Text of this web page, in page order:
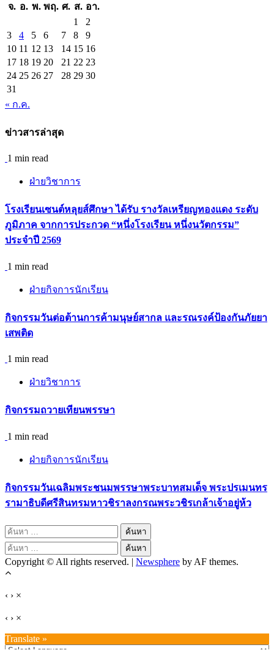
จ. อ. พ. พฤ. ศ. ส. อา.
1
2
3
4 5 6 7 8
9
10 11 12 13 14 15 16
17 18 19 20 21 22 23
24 25 26 27 28 29 30
31
« ก.ค.
ข่าวสารล่าสุด
1 min read
ฝ่ายวิชาการ
โรงเรียนเซนต์หลุยส์ศึกษา ได้รับ รางวัลเหรียญทองแดง ระดับ
ภูมิภาค จากการประกวด “หนึ่งโรงเรียน หนึ่งนวัตกรรม”
ประจำปี 2569
1 min read
ฝ่ายกิจการนักเรียน
กิจกรรม​วันต่อต้านการค้ามนุษย์สากล และรณรงค์ป้องกันภัยยา
เสพติด
1 min read
ฝ่ายวิชาการ
กิจกรรมถวายเทียนพรรษา
1 min read
ฝ่ายกิจการนักเรียน
กิจกรรมวันเฉลิมพระชนมพรรษาพระบาทสมเด็จ พระปรเมนทร
รามาธิบดีศรีสินทรมหาวชิราลงกรณพระวชิรเกล้าเจ้าอยู่ห้ว
ค้นหา
สำหรับ:
ค้นหา
สำหรับ:
Copyright © All rights reserved. | Newsphere by AF themes.
‹ › ×
‹ › ×
Translate »